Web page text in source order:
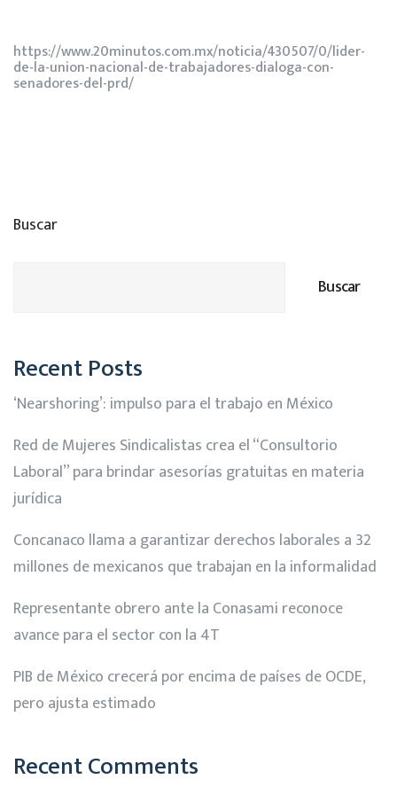
https://www.20minutos.com.mx/noticia/430507/0/lider-
de-la-union-nacional-de-trabajadores-dialoga-con-
senadores-del-prd/
Buscar
Buscar
Recent Posts
‘Nearshoring’: impulso para el trabajo en México
Red de Mujeres Sindicalistas crea el “Consultorio
Laboral” para brindar asesorías gratuitas en materia
jurídica
Concanaco llama a garantizar derechos laborales a 32
millones de mexicanos que trabajan en la informalidad
Representante obrero ante la Conasami reconoce
avance para el sector con la 4T
PIB de México crecerá por encima de países de OCDE,
pero ajusta estimado
Recent Comments